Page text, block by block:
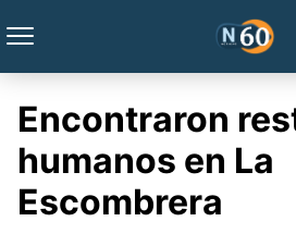
Encontraron
humanos en La
Escombrera